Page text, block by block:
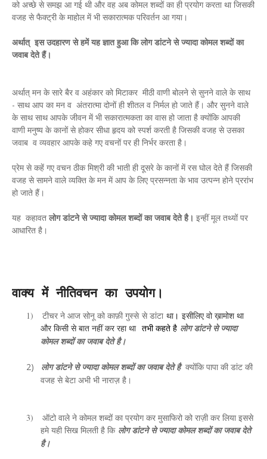
को अच्छे से समझ आ गई थी और वह अब कोमल शब्दों का ही प्रयोग करता था जिसकी
वजह से फैक्ट्री के माहोल में भी सकारात्मक परिवर्तन आ गया।
अर्थात् इस उदहारण से हमें यह ज्ञात हुआ कि लोग डांटने से ज्यादा कोमल शब्दों का
जवाब देते हैं।
अर्थात् मन के सारे बैर व अहंकार को मिटाकर मीठी वाणी बोलने से सुनने वाले के साथ
- साथ आप का मन व अंतरात्मा दोनों ही शीतल व निर्मल हो जाते हैं। और सुनने वाले
के साथ साथ आपके जीवन में भी सकारात्मकता का वास हो जाता है क्योंकि आपकी
वाणी मनुष्य के कानों से होकर सीधा हृदय को स्पर्श करती है जिसकी वजह से उसका
जवाब व व्यवहार आपके कहे गए वचनों पर ही निर्भर करता है।
प्रेम से कहें गए वचन ठीक मिश्री की भाती ही दूसरे के कानों में रस घोल देते हैं जिसकी
वजह से सामने वाले व्यक्ति के मन में आप के लिए प्रसन्नता के भाव उत्पन्न होने प्ररांभ
हो जाते हैं।
यह कहावत लोग डांटने से ज्यादा कोमल शब्दों का जवाब देते है। इन्हीं मूल तथ्यों पर
आधारित है।
वाक्य में नीतिवचन का उपयोग।
1) टीचर ने आज सोनू को काफ़ी गुस्सेसे डांटा था। इसीलिए वो ख़ामोश था
और किसी से बात नहीं कर रहा था तभी कहते है लोग डांटने से ज्यादा
कोमल शब्दों का जवाब देते है।
2) लोग डांटने से ज्यादा कोमल शब्दों का जवाब देते है क्योंकि पापा की डांट की
वजह से बेटा अभी भी नाराज़ है।
3)
ऑटो वाले ने कोमल शब्दों का प्रयोग कर मुसाफिरो को राज़ी कर लिया इससे
हमे यही सिख मिलती है कि लोग डांटने से ज्यादा कोमल शब्दों का जवाब देते
है।